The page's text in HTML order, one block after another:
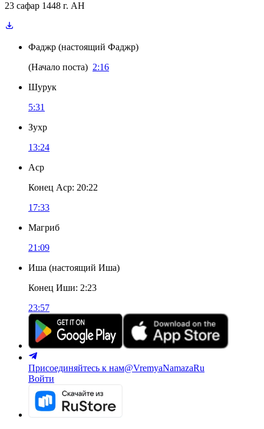
23 сафар 1448 г. AH
Фаджр (настоящий Фаджр)
(Начало поста) 2:16
Шурук
5:31
Зухр
13:24
Аср
Конец Аср: 20:22
17:33
Магриб
21:09
Иша (настоящий Иша)
Конец Иши: 2:23
23:57
Присоединяйтесь к нам@VremyaNamazaRu
Войти